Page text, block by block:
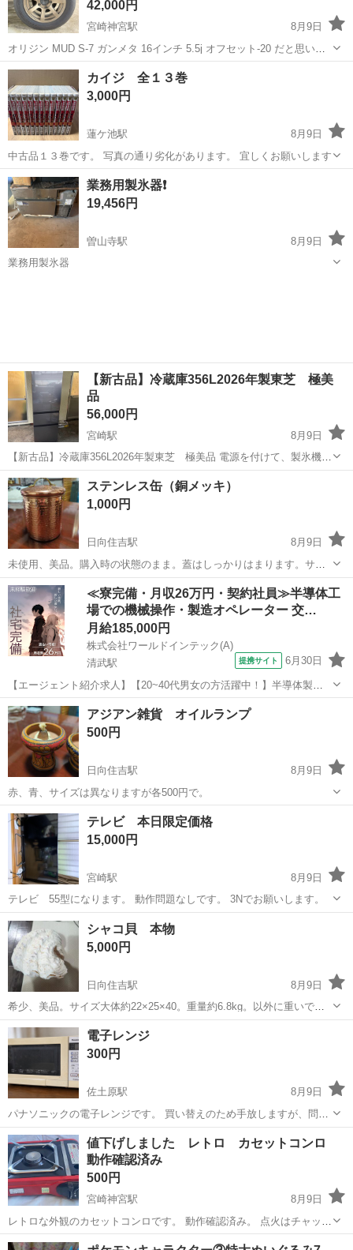
42,000円
宮崎神宮駅
8月9日
オリジン MUD S-7 ガンメタ 16インチ 5.5j オフセット-20 だと思いま
す、、 素人で買った時からついてたので、調べました。 違ったらすみ
ません。タイヤはノーマル用をつけてます。 写真の通りまだまだ使え
ま...
宮崎 宮崎市 宮崎神宮駅 タイヤ、ホイール
カイジ 全１３巻
3,000円
蓮ケ池駅
8月9日
中古品１３巻です。 写真の通り劣化があります。 宜しくお願いします
宮崎 宮崎市 蓮ケ池駅 マンガ、コミック、アニメ
業務用製氷器❗️
19,456円
曽山寺駅
8月9日
業務用製氷器
【新古品】冷蔵庫356L2026年製東芝 極美
品
56,000円
宮崎駅
8月9日
【新古品】冷蔵庫356L2026年製東芝 極美品 電源を付けて、製氷機能
を使用しただけの 新古品になります。 もちろん、傷汚れはなく、新品
同等です。 家電量販店での新品価格は、15〜19万円です GR-
Y36YFV-...
宮崎 宮崎市 宮崎駅 キッチン家電
ステンレス缶（銅メッキ）
1,000円
日向住吉駅
8月9日
未使用、美品。購入時の状態のまま。蓋はしっかりはまります。サイ
ズ約15×20、（蓋の取っ手を含む）
宮崎 宮崎市 日向住吉駅 その他 メッキ
≪寮完備・月収26万円・契約社員≫半導体工
場での機械操作・製造オペレーター 交…
月給185,000円
株式会社ワールドインテック(A)
清武駅
提携サイト 6月30日
【エージェント紹介求人】【20~40代男女の方活躍中！】半導体製品
の製造スタッフ≪宮崎市清武町≫ お仕事内容 ★こんなお仕事です 大
手半導体工場でICと呼ばれる電子部品製造に携わって頂きます。 ・オ
ペレーター：材料を機械に...
宮崎 宮崎市 その他
アジアン雑貨 オイルランプ
500円
日向住吉駅
8月9日
赤、青、サイズは異なりますが各500円で。
宮崎 宮崎市 日向住吉駅 その他
テレビ 本日限定価格
15,000円
宮崎駅
8月9日
テレビ 55型になります。 動作問題なしです。 3Nでお願いします。
宮崎 宮崎市 宮崎駅 テレビ
シャコ貝 本物
5,000円
日向住吉駅
8月9日
希少、美品。サイズ大体約22×25×40。重量約6.8kg。以外に重いで
す。インテリア等、使い方は貴方次第です。
宮崎 宮崎市 日向住吉駅
電子レンジ
300円
佐土原駅
8月9日
パナソニックの電子レンジです。 買い替えのため手放しますが、問題
なく使えます。 ※写真の通り使用感はありますのでご承知おきくださ
い。 メーカー・型番: パナソニック NE-ST615 発売年: 2014年製 庫内
容量:...
宮崎 宮崎市 佐土原駅 キッチン家電 パナソニック
値下げしました レトロ カセットコンロ
動作確認済み
500円
宮崎神宮駅
8月9日
レトロな外観のカセットコンロです。 動作確認済み。 点火はチャッカ
マンで点火する必要があります。 しっかりした造りです。 いかがでし
宮崎 宮崎市 宮崎神宮駅 調理器具 カセットコンロ